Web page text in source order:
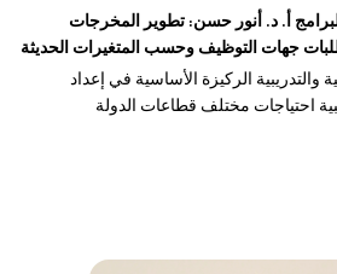
أ. د. أنور حسن: تطوير المخرجات
جهات التوظيف وحسب المتغيرات الحديثة
والتدريبية الركيزة الأساسية في إعداد
احتياجات مختلف قطاعات الدولة